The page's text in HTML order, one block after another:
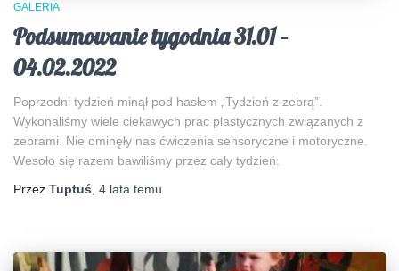
GALERIA
Podsumowanie tygodnia 31.01 –
04.02.2022
Poprzedni tydzień minął pod hasłem „Tydzień z zebrą”.
Wykonaliśmy wiele ciekawych prac plastycznych związanych z
zebrami. Nie ominęły nas ćwiczenia sensoryczne i motoryczne.
Wesoło się razem bawiliśmy przez cały tydzień.
Przez Tuptuś, 4 lata temu